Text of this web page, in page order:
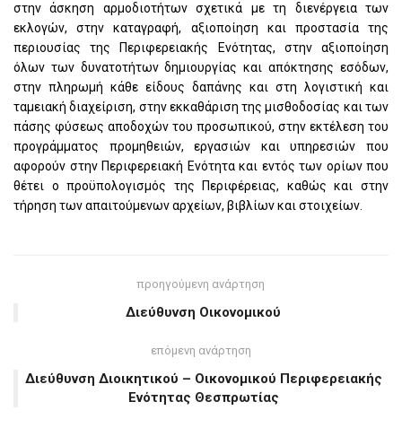
στην άσκηση αρμοδιοτήτων σχετικά με τη διενέργεια των
εκλογών, στην καταγραφή, αξιοποίηση και προστασία της
περιουσίας της Περιφερειακής Ενότητας, στην αξιοποίηση
όλων των δυνατοτήτων δημιουργίας και απόκτησης εσόδων,
στην πληρωμή κάθε είδους δαπάνης και στη λογιστική και
ταμειακή διαχείριση, στην εκκαθάριση της μισθοδοσίας και των
πάσης φύσεως αποδοχών του προσωπικού, στην εκτέλεση του
προγράμματος προμηθειών, εργασιών και υπηρεσιών που
αφορούν στην Περιφερειακή Ενότητα και εντός των ορίων που
θέτει ο προϋπολογισμός της Περιφέρειας, καθώς και στην
τήρηση των απαιτούμενων αρχείων, βιβλίων και στοιχείων.
προηγούμενη ανάρτηση
Διεύθυνση Οικονομικού
επόμενη ανάρτηση
Διεύθυνση Διοικητικού – Οικονομικού Περιφερειακής
Ενότητας Θεσπρωτίας